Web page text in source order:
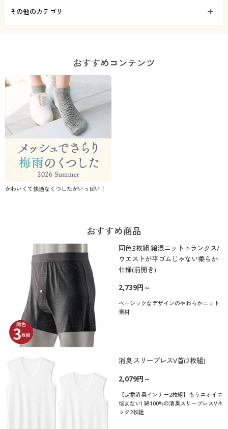
その他のカテゴリ
おすすめコンテンツ
かわいくて快適なくつしたがいっぱい！
おすすめ商品
同色3枚組 綿混ニットトランクス/
ウエストが平ゴムじゃない柔らか
仕様(前開き)
2,739円～
ベーシックなデザインのやわらかニット
素材
消臭 スリーブレスV首(2枚組)
2,079円～
【定番消臭インナー2枚組】もうニオイに
悩まない! 綿100%の消臭スリーブレスVネ
ック2枚組